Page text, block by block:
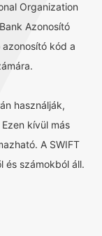
Organization
Azonosító
kód a
használják,
kívül más
A SWIFT
és számokból áll.